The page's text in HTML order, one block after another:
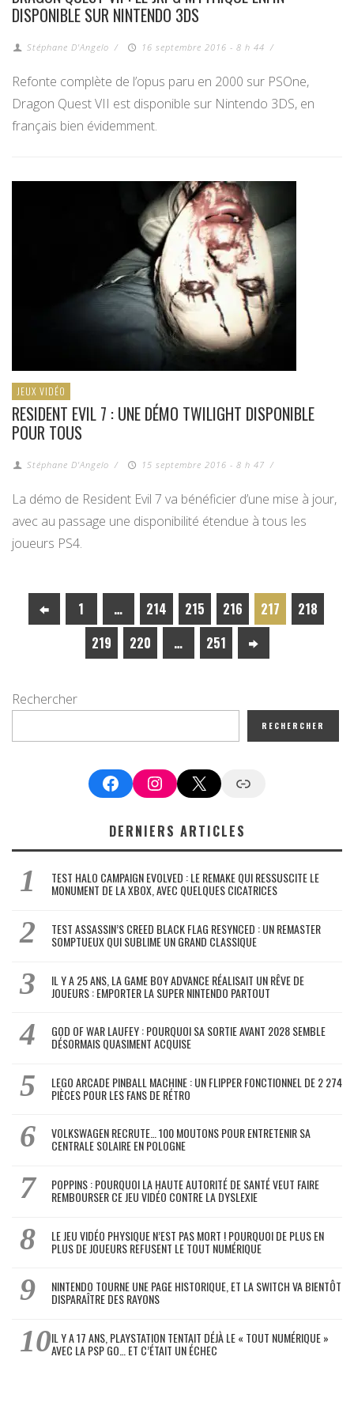
DISPONIBLE SUR NINTENDO 3DS
Stéphane D'Angelo / 16 septembre 2016 - 8 h 44 /
Refonte complète de l’opus paru en 2000 sur PSOne,
Dragon Quest VII est disponible sur Nintendo 3DS, en
français bien évidemment.
JEUX VIDÉO
RESIDENT EVIL 7 : UNE DÉMO TWILIGHT DISPONIBLE
POUR TOUS
Stéphane D'Angelo / 15 septembre 2016 - 8 h 47 /
La démo de Resident Evil 7 va bénéficier d’une mise à jour,
avec au passage une disponibilité étendue à tous les
joueurs PS4.
1 … 214 215 216 217
218
219
220 … 251
Rechercher
RECHERCHER
FacebookInstagram
X Google News
DERNIERS ARTICLES
TEST HALO CAMPAIGN EVOLVED : LE REMAKE QUI RESSUSCITE LE
MONUMENT DE LA XBOX, AVEC QUELQUES CICATRICES
TEST ASSASSIN’S CREED BLACK FLAG RESYNCED : UN REMASTER
SOMPTUEUX QUI SUBLIME UN GRAND CLASSIQUE
IL Y A 25 ANS, LA GAME BOY ADVANCE RÉALISAIT UN RÊVE DE
JOUEURS : EMPORTER LA SUPER NINTENDO PARTOUT
GOD OF WAR LAUFEY : POURQUOI SA SORTIE AVANT 2028 SEMBLE
DÉSORMAIS QUASIMENT ACQUISE
LEGO ARCADE PINBALL MACHINE : UN FLIPPER FONCTIONNEL DE 2 274
PIÈCES POUR LES FANS DE RÉTRO
VOLKSWAGEN RECRUTE… 100 MOUTONS POUR ENTRETENIR SA
CENTRALE SOLAIRE EN POLOGNE
POPPINS : POURQUOI LA HAUTE AUTORITÉ DE SANTÉ VEUT FAIRE
REMBOURSER CE JEU VIDÉO CONTRE LA DYSLEXIE
LE JEU VIDÉO PHYSIQUE N’EST PAS MORT ! POURQUOI DE PLUS EN
PLUS DE JOUEURS REFUSENT LE TOUT NUMÉRIQUE
NINTENDO TOURNE UNE PAGE HISTORIQUE, ET LA SWITCH VA BIENTÔT
DISPARAÎTRE DES RAYONS
IL Y A 17 ANS, PLAYSTATION TENTAIT DÉJÀ LE « TOUT NUMÉRIQUE »
AVEC LA PSP GO… ET C’ÉTAIT UN ÉCHEC